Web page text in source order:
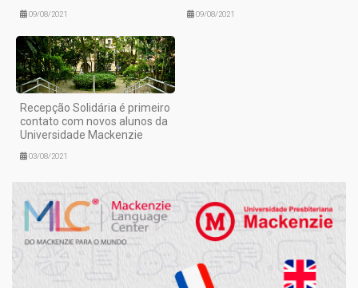
09/08/2021 09/08/2021
Recepção Solidária é primeiro
contato com novos alunos da
Universidade Mackenzie
03/08/2021